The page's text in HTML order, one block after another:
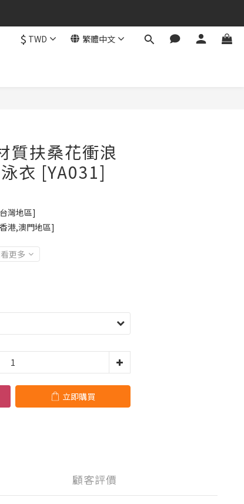
$ TWD 繁體中文
質扶桑花衝浪
衣 [YA031]
灣地區]
港,澳門地區]
更多
立即購買
顧客評價